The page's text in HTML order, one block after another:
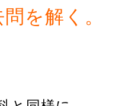
を解く。